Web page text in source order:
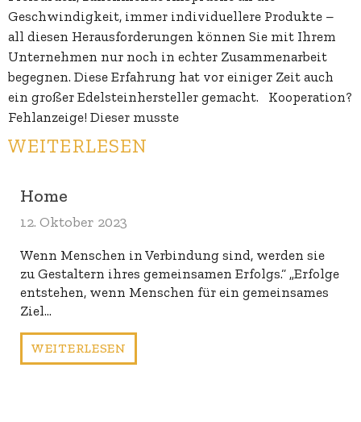
Geschwindigkeit, immer individuellere Produkte –
all diesen Herausforderungen können Sie mit Ihrem
Unternehmen nur noch in echter Zusammenarbeit
begegnen. Diese Erfahrung hat vor einiger Zeit auch
ein großer Edelsteinhersteller gemacht. Kooperation?
Fehlanzeige! Dieser musste
WEITERLESEN
Home
12. Oktober 2023
Wenn Menschen in Verbindung sind, werden sie
zu Gestaltern ihres gemeinsamen Erfolgs.“ „Erfolge
entstehen, wenn Menschen für ein gemeinsames
Ziel…
WEITERLESEN